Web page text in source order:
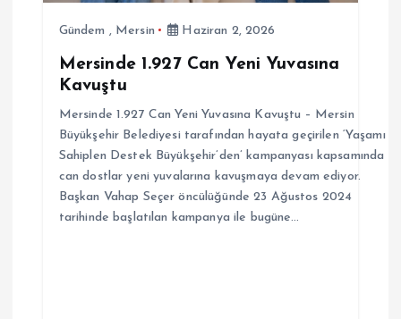
Gündem , Mersin Haziran 2, 2026
Mersinde 1.927 Can Yeni Yuvasına
Kavuştu
Mersinde 1.927 Can Yeni Yuvasına Kavuştu – Mersin
Büyükşehir Belediyesi tarafından hayata geçirilen ‘Yaşamı
Sahiplen Destek Büyükşehir’den’ kampanyası kapsamında
can dostlar yeni yuvalarına kavuşmaya devam ediyor.
Başkan Vahap Seçer öncülüğünde 23 Ağustos 2024
tarihinde başlatılan kampanya ile bugüne…